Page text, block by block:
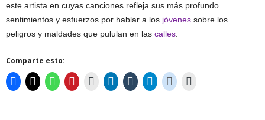
este artista en cuyas canciones refleja sus más profundo
sentimientos y esfuerzos por hablar a los jóvenes sobre los
peligros y maldades que pululan en las calles.
Comparte esto: